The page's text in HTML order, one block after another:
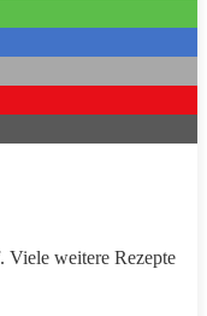
Viele weitere Rezepte